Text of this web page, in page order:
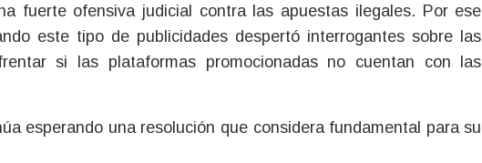
fuerte ofensiva judicial contra las apuestas ilegales. Por ese
este tipo de publicidades despertó interrogantes sobre las
si las plataformas promocionadas no cuentan con las
esperando una resolución que considera fundamental para su